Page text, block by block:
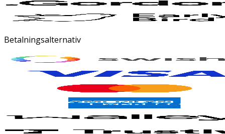
Betalningsalternativ